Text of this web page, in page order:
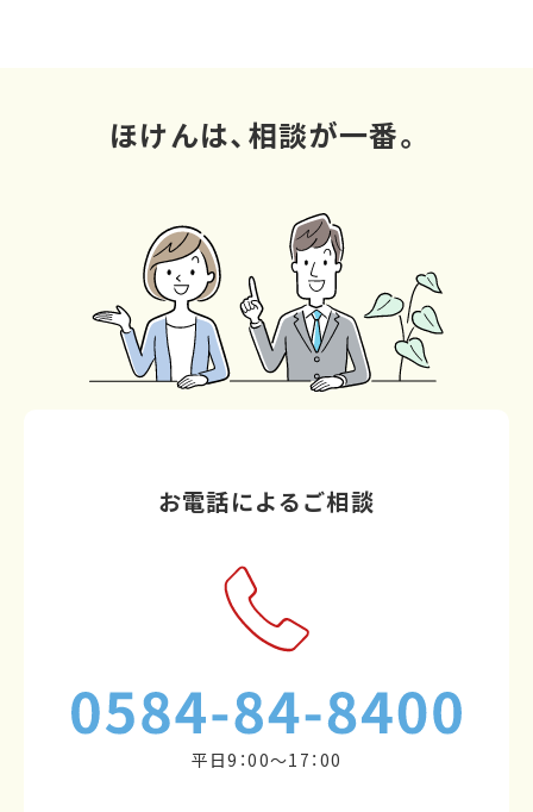
ほけんは、相談が一番。
お電話によるご相談
平日9：00～17：00